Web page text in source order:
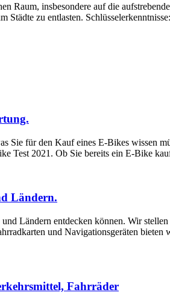
insbesondere auf die
zu entlasten.
Sie für den Kauf eines E-Bikes wissen
Test 2021. Ob Sie bereits ein E-Bike
Ländern.
Ländern entdecken können. Wir
und Navigationsgeräten
Fahrräder